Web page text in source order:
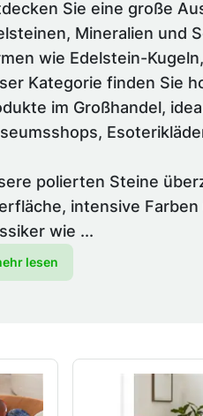
Sie eine große
Mineralien und
wie Edelstein-
Kategorie finden Sie
im Großhandel,
polierten Steine
intensive
wie ...
lesen